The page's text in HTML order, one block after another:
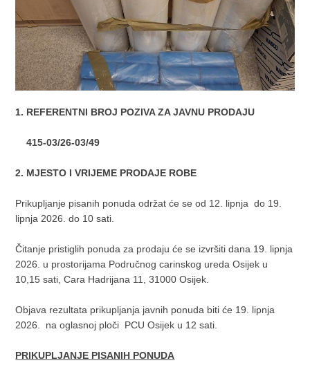
1. REFERENTNI BROJ POZIVA ZA JAVNU PRODAJU
415-03/26-03/49
2. MJESTO I VRIJEME PRODAJE ROBE
Prikupljanje pisanih ponuda održat će se od 12. lipnja do 19.
lipnja 2026. do 10 sati.
Čitanje pristiglih ponuda za prodaju će se izvršiti dana 19. lipnja
2026. u prostorijama Područnog carinskog ureda Osijek u
10,15 sati, Cara Hadrijana 11, 31000 Osijek.
Objava rezultata prikupljanja javnih ponuda biti će 19. lipnja
2026. na oglasnoj ploči PCU Osijek u 12 sati.
PRIKUPLJANJE PISANIH PONUDA